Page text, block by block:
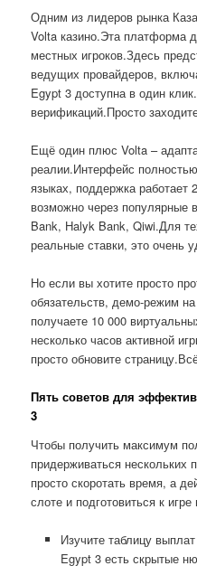
Одним из лидеров рынка
Volta казино.Эта платформа
местных игроков.Здесь
ведущих провайдеров,
Egypt 3 доступна в один
верификаций.Просто
Ещё один плюс Volta –
реалии.Интерфейс
языках, поддержка работает
возможно через
Bank, Halyk Bank, Qiwi.Для
реальные ставки, это очень
Но если вы хотите просто
обязательств, демо-режим
получаете 10 000
несколько часов активной
просто обновите
Пять советов для
3
Чтобы получить максимум
придерживаться нескольких
просто скоротать время, а
слоте и подготовиться к игре
Изучите таблицу
Egypt 3 есть скрытые